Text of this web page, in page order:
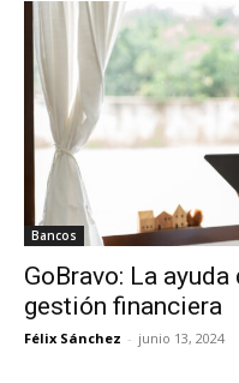
Bancos
GoBravo: La
gestión financiera
Félix Sánchez - junio 13, 2024